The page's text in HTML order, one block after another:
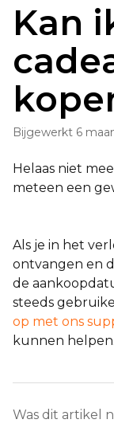
Kan
Bijgewerkt 6
Helaas niet
meteen een
Als je in het
ontvangen en
de
steeds
op met ons
kunnen helpen.
Was dit artikel